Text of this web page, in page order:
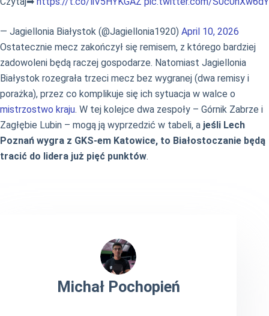
— Jagiellonia Białystok (@Jagiellonia1920) April 10, 2026
Ostatecznie mecz zakończył się remisem, z którego bardziej
zadowoleni będą raczej gospodarze. Natomiast Jagiellonia
Białystok rozegrała trzeci mecz bez wygranej (dwa remisy i
porażka), przez co komplikuje się ich sytuacja w walce o
mistrzostwo kraju. W tej kolejce dwa zespoły – Górnik Zabrze i
Zagłębie Lubin – mogą ją wyprzedzić w tabeli, a jeśli Lech
Poznań wygra z GKS-em Katowice, to Białostoczanie będą
tracić do lidera już pięć punktów.
Michał Pochopień